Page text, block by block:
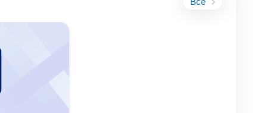
пока не
есть